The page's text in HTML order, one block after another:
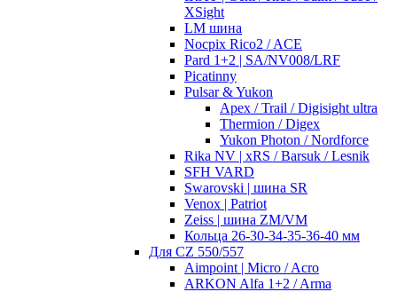
XSight
LM шина
Nocpix Rico2 / ACE
Pard 1+2 | SA/NV008/LRF
Picatinny
Pulsar & Yukon
Apex / Trail / Digisight ultra
Thermion / Digex
Yukon Photon / Nordforce
Rika NV | xRS / Barsuk / Lesnik
SFH VARD
Swarovski | шина SR
Venox | Patriot
Zeiss | шина ZM/VM
Кольца 26-30-34-35-36-40 мм
Для CZ 550/557
Aimpoint | Micro / Acro
ARKON Alfa 1+2 / Arma